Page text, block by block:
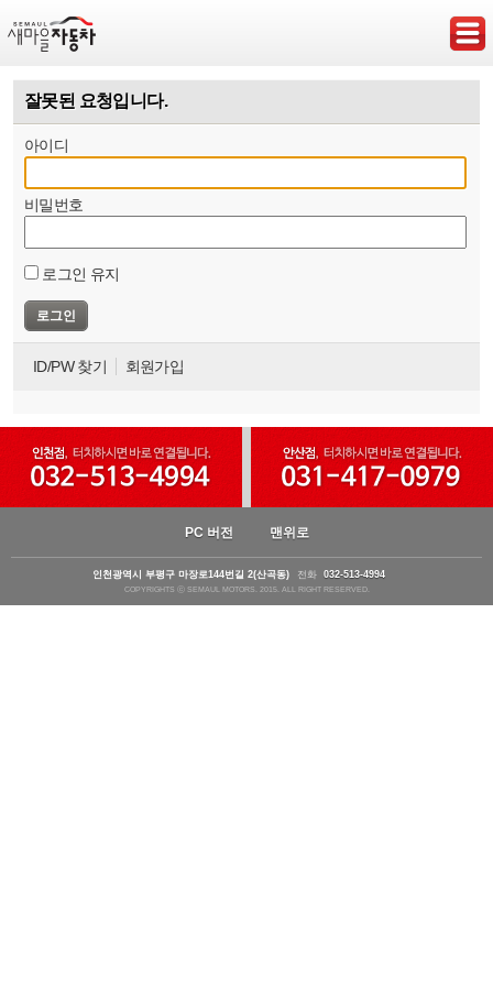
잘못된 요청입니다.
아이디
비밀번호
로그인 유지
ID/PW 찾기 회원가입
PC 버전 맨위로
인천광역시 부평구 마장로144번길 2(산곡동) 전화 032-513-4994
COPYRIGHTS ⓒ SEMAUL MOTORS. 2015. ALL RIGHT RESERVED.